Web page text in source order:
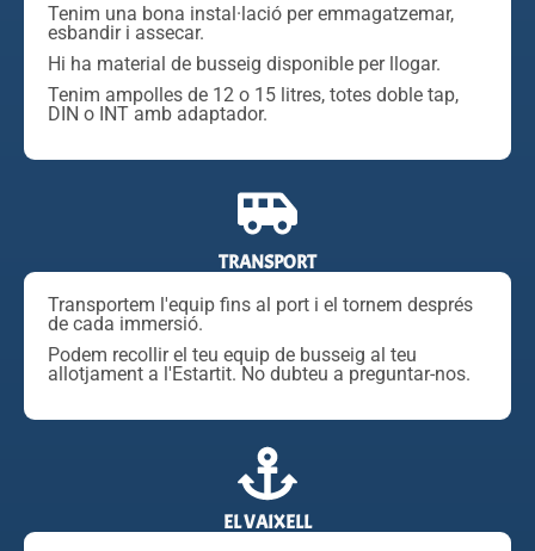
Tenim una bona instal·lació per emmagatzemar,
esbandir i assecar.
Hi ha material de busseig disponible per llogar.
Tenim ampolles de 12 o 15 litres, totes doble tap,
DIN o INT amb adaptador.
TRANSPORT
Transportem l'equip fins al port i el tornem després
de cada immersió.
Podem recollir el teu equip de busseig al teu
allotjament a l'Estartit. No dubteu a preguntar-nos.
EL VAIXELL